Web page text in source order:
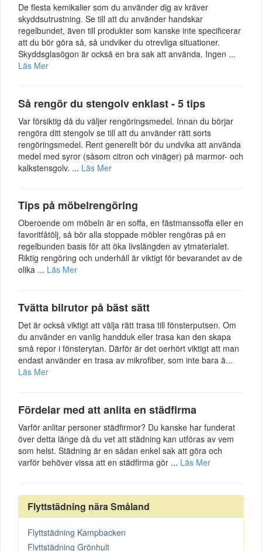
De flesta kemikalier som du använder dig av kräver
skyddsutrustning. Se till att du använder handskar
regelbundet, även till produkter som kanske inte specificerar
att du bör göra så, så undviker du otrevliga situationer.
Skyddsglasögon är också en bra sak att använda. Ingen ...
Läs Mer
Så rengör du stengolv enklast - 5 tips
Var försiktig då du väljer rengöringsmedel. Innan du börjar
rengöra ditt stengolv se till att du använder rätt sorts
rengöringsmedel. Rent generellt bör du undvika att använda
medel med syror (såsom citron och vinäger) på marmor- och
kalkstensgolv. ... Läs Mer
Tips på möbelrengöring
Oberoende om möbeln är en soffa, en fästmanssoffa eller en
favoritfåtölj, så bör alla stoppade möbler rengöras på en
regelbunden basis för att öka livslängden av ytmaterialet.
Riktig rengöring och underhåll är viktigt för bevarandet av de
olika ... Läs Mer
Tvätta bilrutor på bäst sätt
Det är också viktigt att välja rätt trasa till fönsterputsen. Om
du använder en vanlig handduk eller trasa kan den skapa
små repor i fönsterytan. Därför är det oerhört viktigt att man
endast använder en trasa av mikrofiber, som inte bara ä...
Läs Mer
Fördelar med att anlita en städfirma
Varför anlitar personer städfirmor? Du kanske har funderat
över detta länge då du vet att städning kan utföras av vem
som helst. Städning är en sådan enkel sak att göra och
varför behöver vissa att en städfirma gör ... Läs Mer
Flyttstädning nära Småland
Flyttstädning Kampbacken
Flyttstädning Grönhult